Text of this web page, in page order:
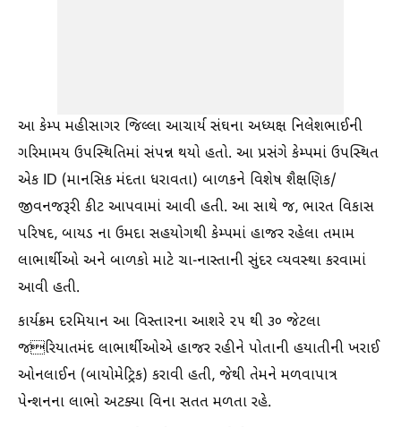
​આ કેમ્પ મહીસાગર જિલ્લા આચાર્ય સંઘના અધ્યક્ષ નિલેશભાઈની
ગરિમામય ઉપસ્થિતિમાં સંપન્ન થયો હતો. આ પ્રસંગે કેમ્પમાં ઉપસ્થિત
એક ID (માનસિક મંદતા ધરાવતા) બાળકને વિશેષ શૈક્ષણિક/
જીવનજરૂરી કીટ આપવામાં આવી હતી. આ સાથે જ, ભારત વિકાસ
પરિષદ, બાયડ ના ઉમદા સહયોગથી કેમ્પમાં હાજર રહેલા તમામ
લાભાર્થીઓ અને બાળકો માટે ચા-નાસ્તાની સુંદર વ્યવસ્થા કરવામાં
આવી હતી.
કાર્યક્રમ દરમિયાન આ વિસ્તારના આશરે ૨૫ થી ૩૦ જેટલા
જરિયાતમંદ લાભાર્થીઓએ હાજર રહીને પોતાની હયાતીની ખરાઈ
ઓનલાઈન (બાયોમેટ્રિક) કરાવી હતી, જેથી તેમને મળવાપાત્ર
પેન્શનના લાભો અટક્યા વિના સતત મળતા રહે.